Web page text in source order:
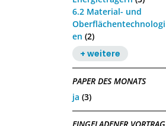
6.2 Material- und
Oberflächentechnologi
en (2)
+ weitere
PAPER DES MONATS
ja (3)